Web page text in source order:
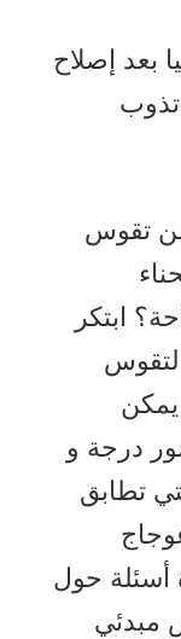
بعد إصلاح
تقوس
ابتكر
لتقوس
يمكن
درجة و
تطابق
أسئلة حول
مبدئي